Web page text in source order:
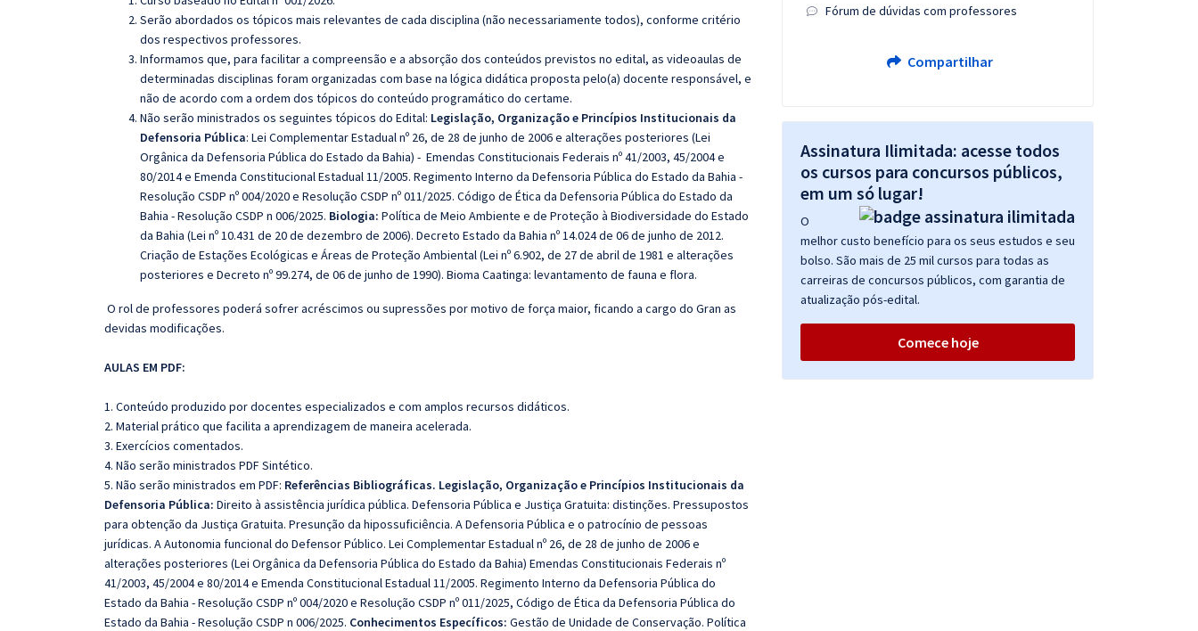
Serão abordados os tópicos mais relevantes de cada disciplina (não necessariamente todos), conforme critério
dos respectivos professores.
Informamos que, para facilitar a compreensão e a absorção dos conteúdos previstos no edital, as videoaulas de
determinadas disciplinas foram organizadas com base na lógica didática proposta pelo(a) docente responsável, e
não de acordo com a ordem dos tópicos do conteúdo programático do certame.
Não serão ministrados os seguintes tópicos do Edital: Legislação, Organização e Princípios Institucionais da
Defensoria Pública: Lei Complementar Estadual nº 26, de 28 de junho de 2006 e alterações posteriores (Lei
Orgânica da Defensoria Pública do Estado da Bahia) - Emendas Constitucionais Federais nº 41/2003, 45/2004 e
80/2014 e Emenda Constitucional Estadual 11/2005. Regimento Interno da Defensoria Pública do Estado da Bahia -
Resolução CSDP nº 004/2020 e Resolução CSDP nº 011/2025. Código de Ética da Defensoria Pública do Estado da
Bahia - Resolução CSDP n 006/2025. Biologia: Política de Meio Ambiente e de Proteção à Biodiversidade do Estado
da Bahia (Lei nº 10.431 de 20 de dezembro de 2006). Decreto Estado da Bahia nº 14.024 de 06 de junho de 2012.
Criação de Estações Ecológicas e Áreas de Proteção Ambiental (Lei nº 6.902, de 27 de abril de 1981 e alterações
posteriores e Decreto nº 99.274, de 06 de junho de 1990). Bioma Caatinga: levantamento de fauna e flora.
O rol de professores poderá sofrer acréscimos ou supressões por motivo de força maior, ficando a cargo do Gran as
devidas modificações.
AULAS EM PDF:
1. Conteúdo produzido por docentes especializados e com amplos recursos didáticos.
2. Material prático que facilita a aprendizagem de maneira acelerada.
3. Exercícios comentados.
4. Não serão ministrados PDF Sintético.
5. Não serão ministrados em PDF: Referências Bibliográficas. Legislação, Organização e Princípios Institucionais da
Defensoria Pública: Direito à assistência jurídica pública. Defensoria Pública e Justiça Gratuita: distinções. Pressupostos
para obtenção da Justiça Gratuita. Presunção da hipossuficiência. A Defensoria Pública e o patrocínio de pessoas
jurídicas. A Autonomia funcional do Defensor Público. Lei Complementar Estadual nº 26, de 28 de junho de 2006 e
alterações posteriores (Lei Orgânica da Defensoria Pública do Estado da Bahia) Emendas Constitucionais Federais nº
41/2003, 45/2004 e 80/2014 e Emenda Constitucional Estadual 11/2005. Regimento Interno da Defensoria Pública do
Estado da Bahia - Resolução CSDP nº 004/2020 e Resolução CSDP nº 011/2025, Código de Ética da Defensoria Pública do
Estado da Bahia - Resolução CSDP n 006/2025. Conhecimentos Específicos: Gestão de Unidade de Conservação. Política
Fórum de dúvidas com professores
Compartilhar
Assinatura Ilimitada: acesse todos
os cursos para concursos públicos,
em um só lugar!
O
melhor custo benefício para os seus estudos e seu
bolso. São mais de 25 mil cursos para todas as
carreiras de concursos públicos, com garantia de
atualização pós-edital.
Comece hoje